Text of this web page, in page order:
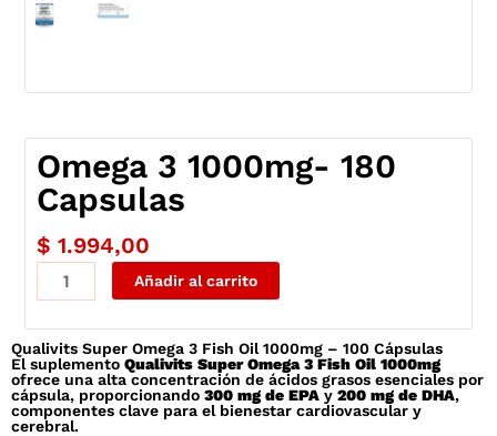
Omega 3 1000mg- 180
Capsulas
$ 1.994,00
Omega
3
1000mg-
180
Capsulas
cantidad
Añadir al carrito
Qualivits Super Omega 3 Fish Oil 1000mg – 100 Cápsulas
El suplemento Qualivits Super Omega 3 Fish Oil 1000mg
ofrece una alta concentración de ácidos grasos esenciales por
cápsula, proporcionando 300 mg de EPA y 200 mg de DHA,
componentes clave para el bienestar cardiovascular y
cerebral.